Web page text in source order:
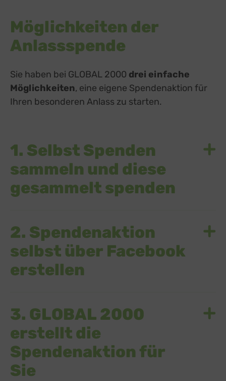
Möglichkeiten der
Anlassspende
Sie haben bei GLOBAL 2000 drei einfache
Möglichkeiten, eine eigene Spendenaktion für
Ihren besonderen Anlass zu starten.
1. Selbst Spenden
sammeln und diese
gesammelt spenden
2. Spendenaktion
selbst über Facebook
erstellen
3. GLOBAL 2000
erstellt die
Spendenaktion für
Sie